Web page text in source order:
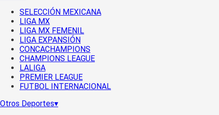
SELECCIÓN MEXICANA
LIGA MX
LIGA MX FEMENIL
LIGA EXPANSIÓN
CONCACHAMPIONS
CHAMPIONS LEAGUE
LALIGA
PREMIER LEAGUE
FUTBOL INTERNACIONAL
Otros Deportes▾